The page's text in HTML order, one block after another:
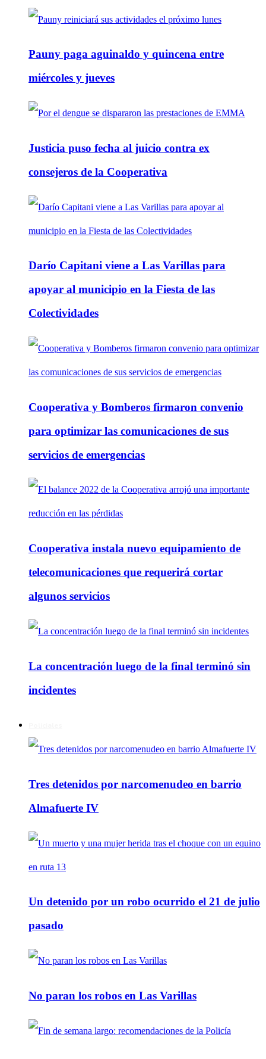
Pauny paga aguinaldo y quincena entre
miércoles y jueves
Justicia puso fecha al juicio contra ex
consejeros de la Cooperativa
Darío Capitani viene a Las Varillas para
apoyar al municipio en la Fiesta de las
Colectividades
Cooperativa y Bomberos firmaron convenio
para optimizar las comunicaciones de sus
servicios de emergencias
Cooperativa instala nuevo equipamiento de
telecomunicaciones que requerirá cortar
algunos servicios
La concentración luego de la final terminó sin
incidentes
Tres detenidos por narcomenudeo en barrio
Almafuerte IV
Un detenido por un robo ocurrido el 21 de julio
pasado
No paran los robos en Las Varillas